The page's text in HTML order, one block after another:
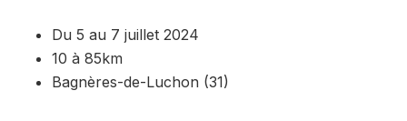
Du 5 au 7 juillet 2024
10 à 85km
Bagnères-de-Luchon (31)